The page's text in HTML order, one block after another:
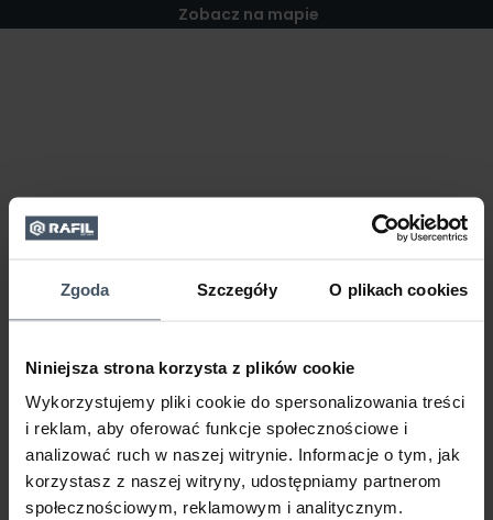
Zgoda Szczegóły O plikach cookies
Niniejsza strona korzysta z plików cookie
Wykorzystujemy pliki cookie do spersonalizowania treści
i reklam, aby oferować funkcje społecznościowe i
analizować ruch w naszej witrynie. Informacje o tym, jak
korzystasz z naszej witryny, udostępniamy partnerom
społecznościowym, reklamowym i analitycznym.
Zobacz na mapie